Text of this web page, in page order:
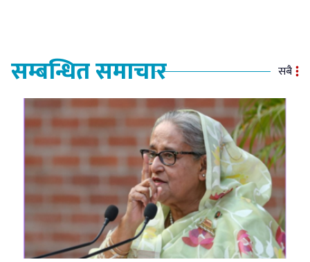
सम्बन्धित समाचार सबै